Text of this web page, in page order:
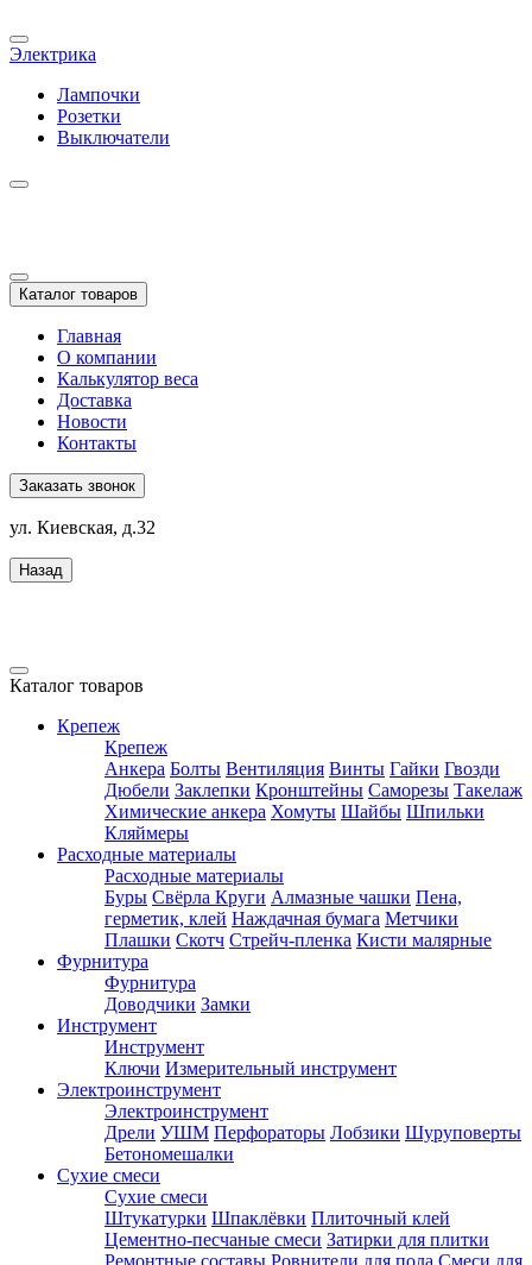
Электрика
Лампочки
Розетки
Выключатели
Каталог товаров
Главная
О компании
Калькулятор веса
Доставка
Новости
Контакты
Заказать звонок
ул. Киевская, д.32
Назад
Каталог товаров
Крепеж
Крепеж
Анкера Болты Вентиляция Винты Гайки Гвозди
Дюбели Заклепки Кронштейны Саморезы Такелаж
Химические анкера Хомуты Шайбы Шпильки
Кляймеры
Расходные материалы
Расходные материалы
Буры Свёрла Круги Алмазные чашки Пена,
герметик, клей Наждачная бумага Метчики
Плашки Скотч Стрейч-пленка Кисти малярные
Фурнитура
Фурнитура
Доводчики Замки
Инструмент
Инструмент
Ключи Измерительный инструмент
Электроинструмент
Электроинструмент
Дрели УШМ Перфораторы Лобзики Шуруповерты
Бетономешалки
Сухие смеси
Сухие смеси
Штукатурки Шпаклёвки Плиточный клей
Цементно-песчаные смеси Затирки для плитки